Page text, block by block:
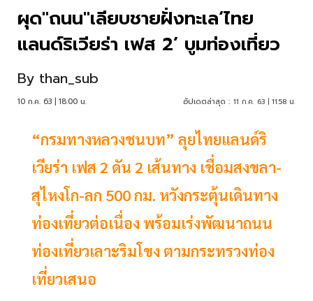
ผุด"ถนน"เลียบชายฝั่งทะเล‘ไทย
แลนด์ริเวียร่า เฟส 2’ บูมท่องเที่ยว
By than_sub
10 ก.ค. 63 | 18:00 น. อัปเดตล่าสุด : 11 ก.ค. 63 | 11:58 น.
“กรมทางหลวงชนบท” ลุยไทยแลนด์ริ
เวียร่า เฟส 2 ดัน 2 เส้นทาง เชื่อมสงขลา-
สุไหงโก-ลก 500 กม. หวังกระตุ้นเดินทาง
ท่องเที่ยวต่อเนื่อง พร้อมเร่งพัฒนาถนน
ท่องเที่ยวเลาะริมโขง ตามกระทรวงท่อง
เที่ยวเสนอ